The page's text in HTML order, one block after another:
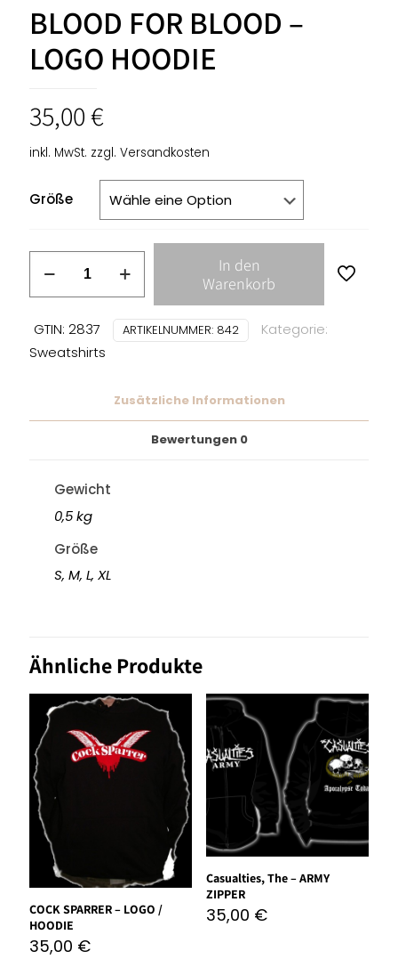
BLOOD FOR BLOOD –
LOGO HOODIE
35,00€
inkl. MwSt. zzgl. Versandkosten
Größe
FOR
BLOOD
-
LOGO
In den
Warenkorb
GTIN: 2837 ARTIKELNUMMER: 842
Kategorie:
Sweatshirts
Zusätzliche Informationen
Bewertungen 0
Gewicht
0,5 kg
Größe
S, M, L, XL
Ähnliche Produkte
COCK SPARRER – LOGO /
HOODIE
35,00 €
Casualties, The – ARMY
ZIPPER
35,00 €